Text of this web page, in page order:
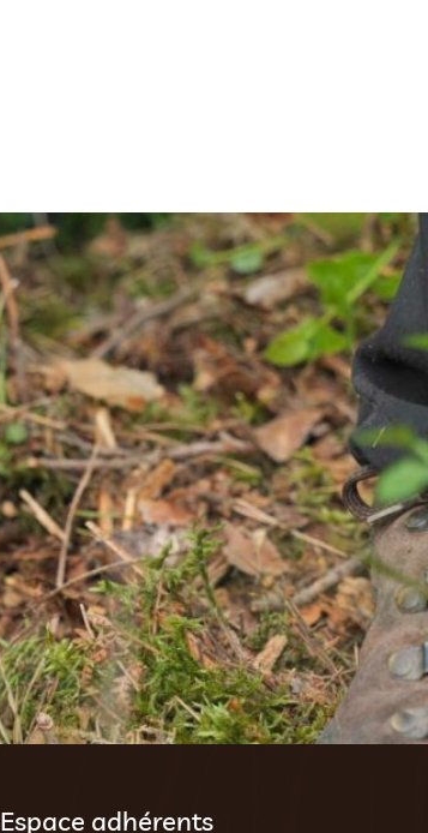
Espace adhérents